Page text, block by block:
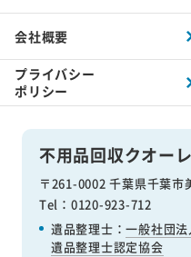
不用品回収クオー
〒261-0002 千葉県千葉市
Tel：0120-923-712
遺品整理士：一般社団法
遺品整理士認定協会
会社概要
プライバシー
ポリシー